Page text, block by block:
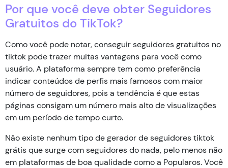
Por que você deve obter Seguidores
Gratuitos do TikTok?
Como você pode notar, conseguir seguidores gratuitos no
tiktok pode trazer muitas vantagens para você como
usuário. A plataforma sempre tem como preferência
indicar conteúdos de perfis mais famosos com maior
número de seguidores, pois a tendência é que estas
páginas consigam um número mais alto de visualizações
em um período de tempo curto.
Não existe nenhum tipo de gerador de seguidores tiktok
grátis que surge com seguidores do nada, pelo menos não
em plataformas de boa qualidade como a Popularos. Você